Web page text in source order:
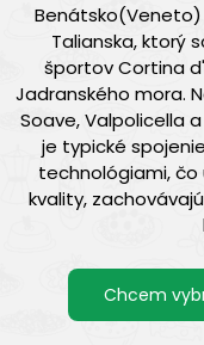
Talianska, ktorý
športov Cortina
Jadranského mora.
Soave, Valpolicella
je typické
technológiami, čo
kvality,
Chcem